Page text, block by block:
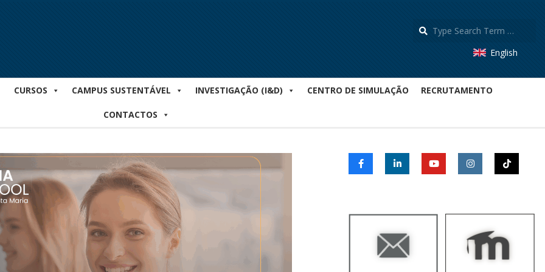
English
CURSOS CAMPUS SUSTENTÁVEL INVESTIGAÇÃO (I&D) CENTRO DE SIMULAÇÃO RECRUTAMENTO
CONTACTOS